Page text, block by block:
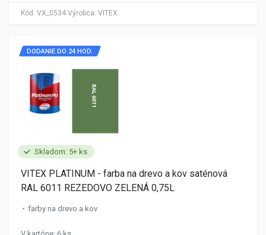
Kód: VX_0534 Výrobca: VITEX
Skladom: 5+ ks
DODANIE DO 24 HOD.
VITEX PLATINUM - farba na drevo a kov saténová
RAL 6011 REZEDOVO ZELENÁ 0,75L
farby na drevo a kov